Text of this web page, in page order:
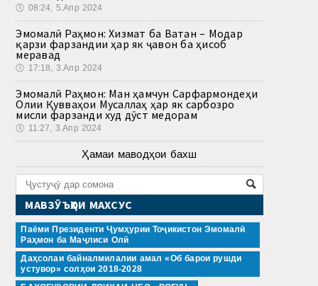
🕔 08:24, 5.Апр 2024
Эмомалӣ Раҳмон: Хизмат ба Ватан – Модар
қарзи фарзандии ҳар як ҷавон ба ҳисоб
меравад
🕔 17:18, 3.Апр 2024
Эмомалӣ Раҳмон: Ман ҳамчун Сарфармондеҳи
Олии Қувваҳои Мусаллаҳ ҳар як сарбозро
мисли фарзанди худ дӯст медорам
🕔 11:27, 3.Апр 2024
Ҳамаи маводҳои бахш
МАВЗӮЪҲОИ МАХСУС
Паёми Президенти Ҷумҳурии Тоҷикистон Эмомалӣ
Раҳмон ба Маҷлиси Олӣ
Даҳсолаи байналмилалии амал «Об барои рушди
устувор» солҳои 2018-2028